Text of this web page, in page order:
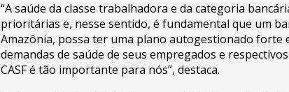
“A saúde da classe trabalhadora e da categoria
prioritárias e, nesse sentido, é fundamental que um
Amazônia, possa ter uma plano autogestionado forte
demandas de saúde de seus empregados e
CASF é tão importante para nós”, destaca.